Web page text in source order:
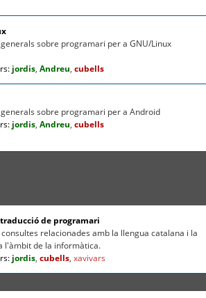
sobre programari per a GNU/Linux
jordis,Andreu,cubells
sobre programari per a Android
jordis,Andreu,cubells
de programari
relacionades amb la llengua catalana i la
l'àmbit de la informàtica.
jordis,cubells,xavivars